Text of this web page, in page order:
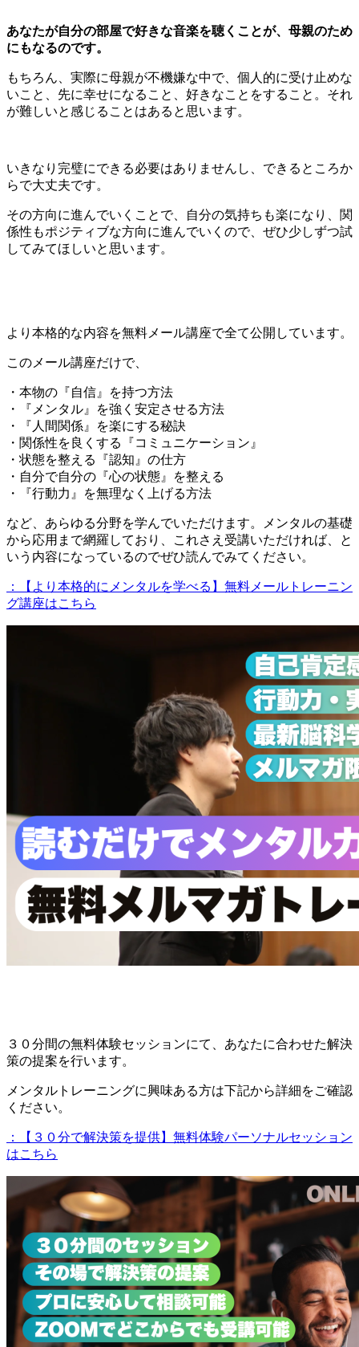
あなたが自分の部屋で好きな音楽を聴くことが、母親のため
にもなるのです。
もちろん、実際に母親が不機嫌な中で、個人的に受け止めな
いこと、先に幸せになること、好きなことをすること。それ
が難しいと感じることはあると思います。
いきなり完璧にできる必要はありませんし、できるところか
らで大丈夫です。
その方向に進んでいくことで、自分の気持ちも楽になり、関
係性もポジティブな方向に進んでいくので、ぜひ少しずつ試
してみてほしいと思います。
より本格的な内容を無料メール講座で全て公開しています。
このメール講座だけで、
・本物の『自信』を持つ方法
・『メンタル』を強く安定させる方法
・『人間関係』を楽にする秘訣
・関係性を良くする『コミュニケーション』
・状態を整える『認知』の仕方
・自分で自分の『心の状態』を整える
・『行動力』を無理なく上げる方法
など、あらゆる分野を学んでいただけます。メンタルの基礎
から応用まで網羅しており、これさえ受講いただければ、と
いう内容になっているのでぜひ読んでみてください。
：【より本格的にメンタルを学べる】無料メールトレーニン
グ講座はこちら
３０分間の無料体験セッションにて、あなたに合わせた解決
策の提案を行います。
メンタルトレーニングに興味ある方は下記から詳細をご確認
ください。
：【３０分で解決策を提供】無料体験パーソナルセッション
はこちら